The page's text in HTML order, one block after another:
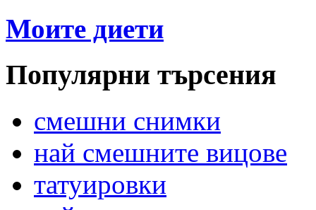
Моите диети
Популярни търсения
смешни снимки
най смешните вицове
татуировки